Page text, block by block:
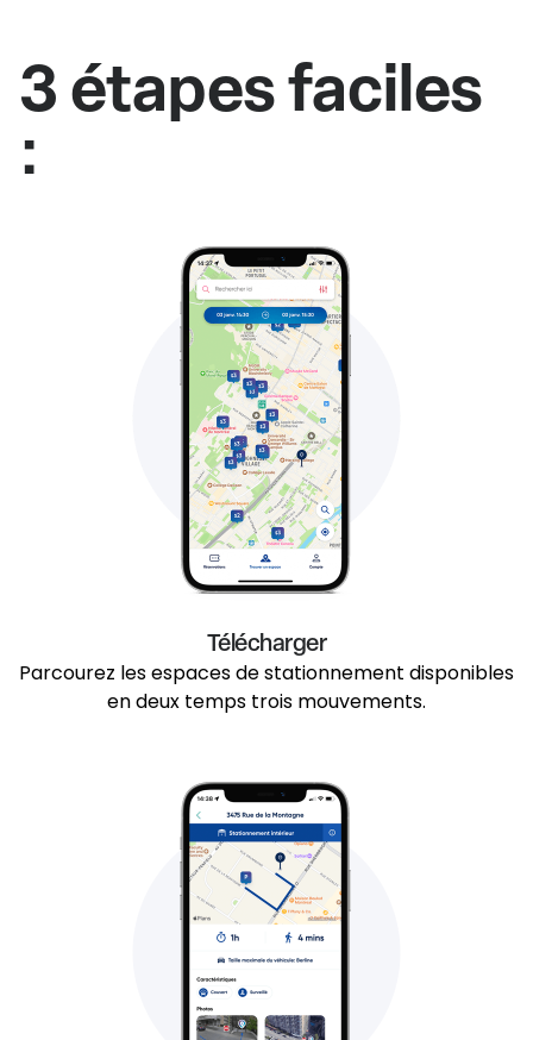
3 étapes faciles
:
Télécharger
Parcourez les espaces de stationnement disponibles
en deux temps trois mouvements.